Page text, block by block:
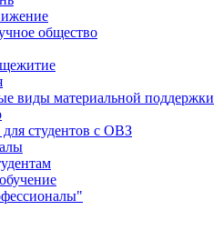
общество
виды материальной поддержки
для студентов с ОВЗ